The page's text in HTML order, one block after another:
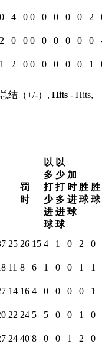
0 4 0 0 0 0 0 0 2
2 0 0 0 0 0 0 0 0
1 2 0 0 0 0 0 0 1
结（+/-）, Hits - Hits,
罚
时
以
多
打
少
进
球
以
少
打
多
进
球
加
时
进
球
胜
球
胜
球
25 26 15 4 1 0 2
0
11 8 6 1 0 0 1
1
14 16 4 0 0 0 0
1
22 24 5 5 0 0 1
0
24 40 8 0 0 1 2
0